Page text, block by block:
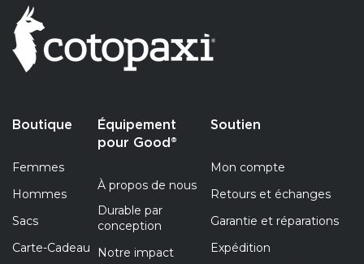
Boutique
Femmes
Hommes
Sacs
Carte-Cadeau
Équipement
pour Good®
À propos de nous
Durable par
conception
Notre impact
Soutien
Mon compte
Retours et échanges
Garantie et réparations
Expédition